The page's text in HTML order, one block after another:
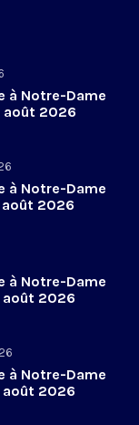
à Notre-Dame
août 2026
à Notre-Dame
août 2026
à Notre-Dame
août 2026
à Notre-Dame
août 2026